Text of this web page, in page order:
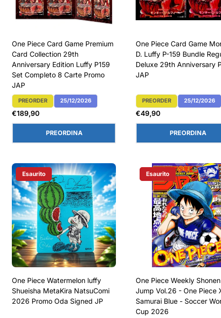
One Piece Card Game Premium
Card Collection 29th
Anniversary Edition Luffy P159
Set Completo 8 Carte Promo
JAP
Etichetta Del Prodotto:
PREORDER 25/12/2026
Prezzo
normale
€189,90
PREORDINA
One Piece Card Game
D. Luffy P-159 Bundle
Deluxe 29th Anniversary
JAP
Etichetta Del Prodotto:
PREORDER 25/12/2026
Prezzo
normale
€49,90
PREORDINA
Etichetta Del Prodotto:
Esaurito
One Piece Watermelon luffy
Shueisha MetaKira NatsuComi
2026 Promo Oda Signed JP
Etichetta Del Prodotto:
Esaurito
One Piece Weekly Shonen
Jump Vol.26 - One Piece
Samurai Blue - Soccer
Cup 2026